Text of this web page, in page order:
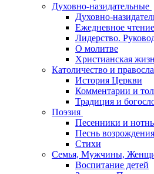
Духовно-назидательные
Духовно-
Ежедневное чтение
Лидерство.
О молитве
Христианская
Католичество и
История Церкви
Комментарии и
Традиция и
Поэзия
Песенники и
Песнь возрождения
Стихи
Семья, Мужчины,
Воспитание детей